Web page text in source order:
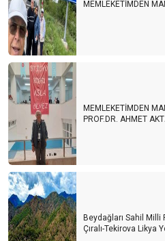
MEMLEKETİMDEN
MEMLEKETİMDEN
PROF.DR. AHMET
Beydağları Sahil Milli
Çıralı-Tekirova Likya